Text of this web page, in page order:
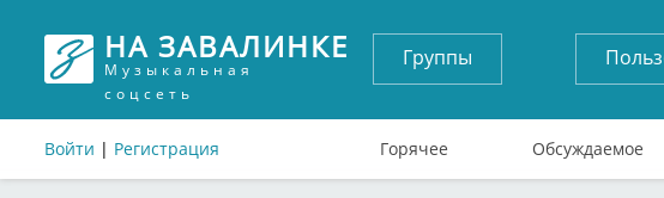
НА ЗАВАЛИНКЕ
Музыкальная
соцсеть
Войти | Регистрация
Группы
Горячее Обсуждаемое